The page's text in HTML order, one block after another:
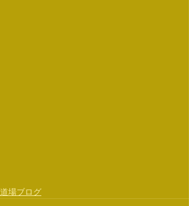
道場ブログ